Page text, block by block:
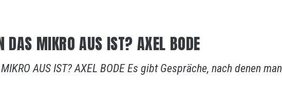
DAS MIKRO AUS IST? AXEL BODE
MIKRO AUS IST? AXEL BODE Es gibt Gespräche, nach denen man